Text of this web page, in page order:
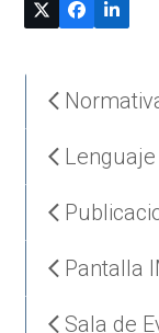
Pantalla
Sala de